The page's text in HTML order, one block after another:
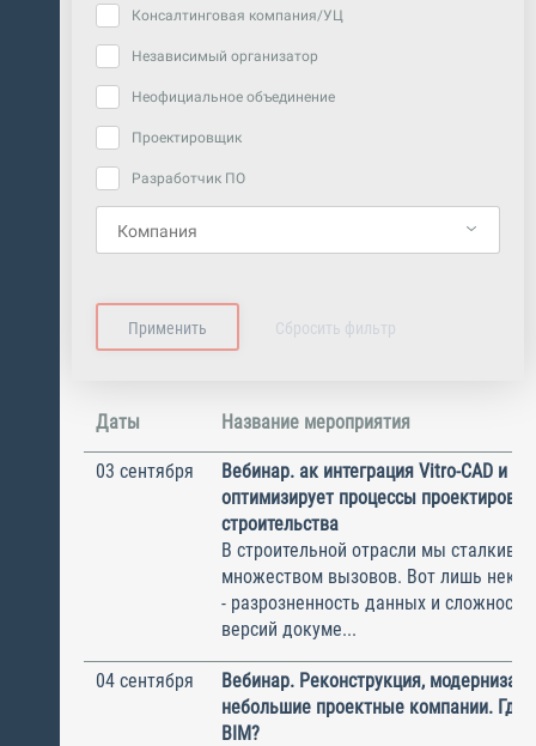
Консалтинговая компания/УЦ
Независимый организатор
Неофициальное объединение
Проектировщик
Разработчик ПО
Даты Название мероприятия
03 сентября
Вебинар. ак интеграция Vitro-CAD и
оптимизирует процессы
строительства
В строительной отрасли мы
множеством вызовов. Вот лишь
- разрозненность данных и
версий докуме...
04 сентября
Вебинар. Реконструкция,
небольшие проектные компании. Где
BIM?